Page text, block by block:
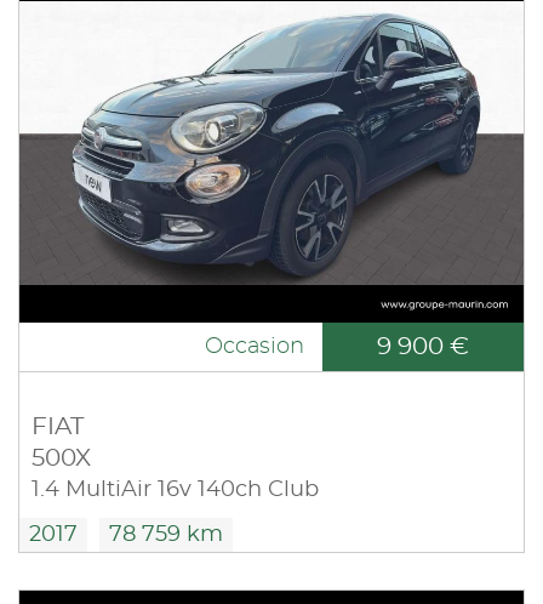
Occasion 9 900 €
FIAT
500X
1.4 MultiAir 16v 140ch Club
2017 78 759 km